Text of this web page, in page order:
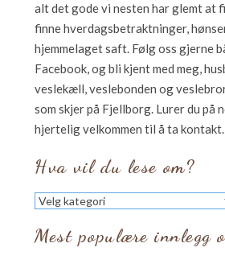
alt det gode vi nesten har glemt at
finne hverdagsbetraktninger,
hjemmelaget saft. Følg oss gjerne
Facebook, og bli kjent med meg,
veslekæll, veslebonden og
som skjer på Fjellborg. Lurer du på
hjertelig velkommen til å ta kontakt.
Hva vil du lese om?
Hva
vil
du
lese
Mest populære innlegg